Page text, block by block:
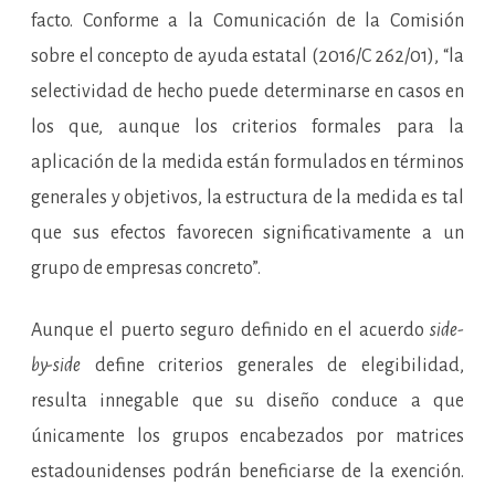
facto. Conforme a la Comunicación de la Comisión
sobre el concepto de ayuda estatal (2016/C 262/01), “la
selectividad de hecho puede determinarse en casos en
los que, aunque los criterios formales para la
aplicación de la medida están formulados en términos
generales y objetivos, la estructura de la medida es tal
que sus efectos favorecen significativamente a un
grupo de empresas concreto”.
Aunque el puerto seguro definido en el acuerdo side-
by-side define criterios generales de elegibilidad,
resulta innegable que su diseño conduce a que
únicamente los grupos encabezados por matrices
estadounidenses podrán beneficiarse de la exención.